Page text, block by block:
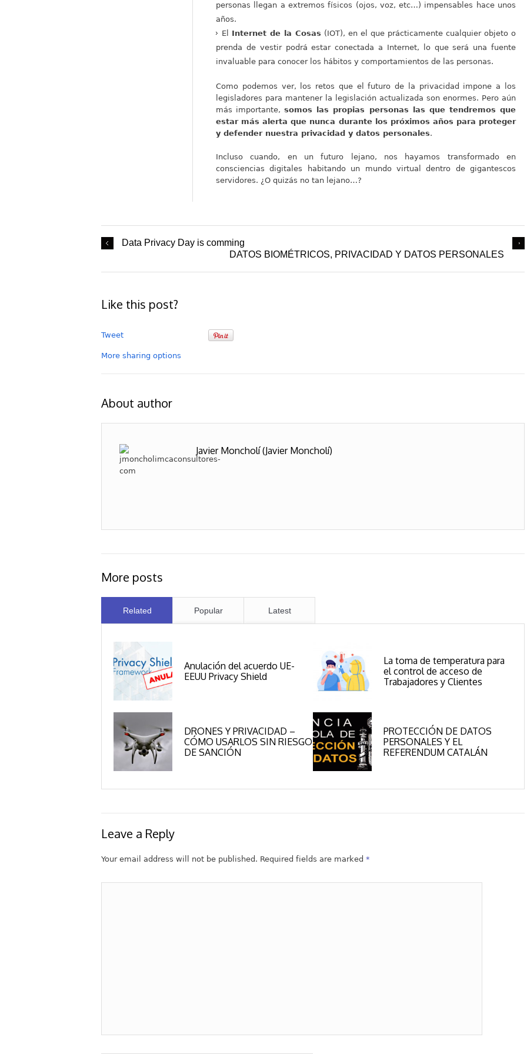
personas llegan a extremos físicos (ojos, voz, etc…) impensables hace unos
años.
El Internet de la Cosas (IOT), en el que prácticamente cualquier objeto o
prenda de vestir podrá estar conectada a Internet, lo que será una fuente
invaluable para conocer los hábitos y comportamientos de las personas.
Como podemos ver, los retos que el futuro de la privacidad impone a los
legisladores para mantener la legislación actualizada son enormes. Pero aún
más importante,somos las propias personas las que tendremos que
estar más alerta que nunca durante los próximos años para proteger
y defender nuestra privacidad y datos personales.
Incluso cuando, en un futuro lejano, nos hayamos transformado en
consciencias digitales habitando un mundo virtual dentro de gigantescos
servidores. ¿O quizás no tan lejano…?
Data Privacy Day is comming
DATOS BIOMÉTRICOS, PRIVACIDAD Y DATOS PERSONALES
Like this post?
Tweet
More sharing options
About author
Javier Moncholí (Javier Moncholí)
More posts
Related Popular Latest
Anulación del acuerdo UE-
EEUU Privacy Shield
La toma de temperatura para
el control de acceso de
Trabajadores y Clientes
DRONES Y PRIVACIDAD –
CÓMO USARLOS SIN RIESGO
DE SANCIÓN
PROTECCIÓN DE DATOS
PERSONALES Y EL
REFERENDUM CATALÁN
Leave a Reply
Your email address will not be published. Required fields are marked *